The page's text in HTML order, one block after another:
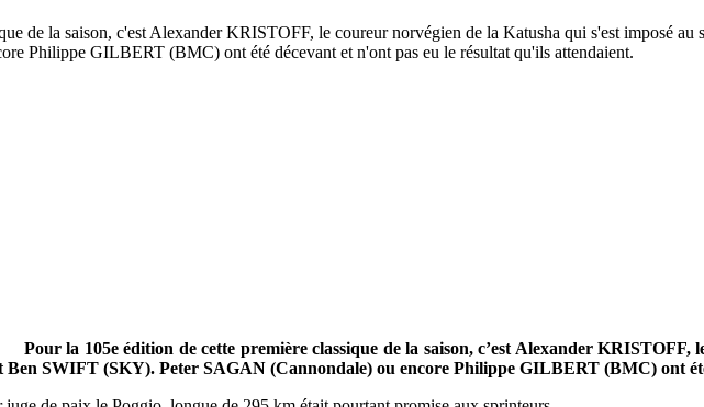
de la saison, c'est Alexander KRISTOFF, le coureur norvégien de la Katusha qui s'est imposé
Philippe GILBERT (BMC) ont été décevant et n'ont pas eu le résultat qu'ils attendaient.
Pour la 105e édition de cette première classique de la saison, c’est Alexander
SWIFT (SKY). Peter SAGAN (Cannondale) ou encore Philippe GILBERT (BMC) ont été